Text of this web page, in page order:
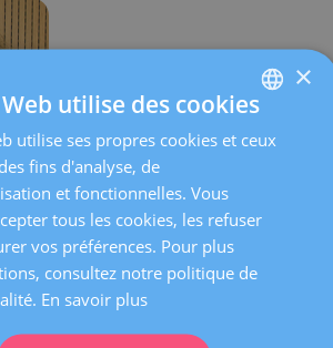
SPANISH
×
utilise des cookies
utilise ses propres cookies et ceux
fins d'analyse, de
et fonctionnelles. Vous
tous les cookies, les refuser
vos préférences. Pour plus
consultez notre politique de
En savoir plus